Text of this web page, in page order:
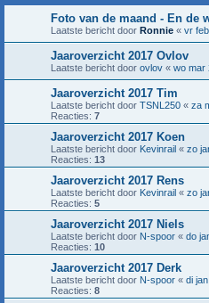
Foto van de maand - En de
Laatste bericht door Ronnie « vr
Jaaroverzicht 2017 Ovlov
Laatste bericht door ovlov « wo mar
Jaaroverzicht 2017 Tim
Laatste bericht door TSNL250 « za
Reacties: 7
Jaaroverzicht 2017 Koen
Laatste bericht door Kevinrail « zo
Reacties: 13
Jaaroverzicht 2017 Rens
Laatste bericht door Kevinrail « zo
Reacties: 5
Jaaroverzicht 2017 Niels
Laatste bericht door N-spoor « do
Reacties: 10
Jaaroverzicht 2017 Derk
Laatste bericht door N-spoor « di
Reacties: 8